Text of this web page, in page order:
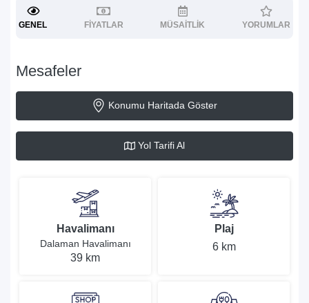
GENEL FIYATLAR MÜSAITLIK YORUMLAR
Mesafeler
Konumu Haritada Göster
Yol Tarifi Al
Havalimanı
Dalaman Havalimanı
39 km
Plaj
6 km